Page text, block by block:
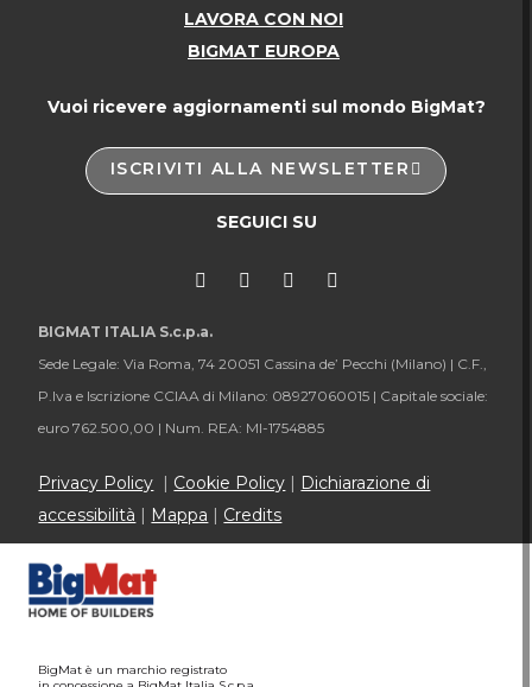
LAVORA CON NOI
BIGMAT EUROPA
Vuoi ricevere aggiornamenti sul mondo BigMat?
ISCRIVITI ALLA NEWSLETTER
SEGUICI SU
BIGMAT ITALIA S.c.p.a.
Sede Legale: Via Roma, 74 20051 Cassina de’ Pecchi (Milano) | C.F.,
P.Iva e Iscrizione CCIAA di Milano: 08927060015 | Capitale sociale:
euro 762.500,00 | Num. REA: MI-1754885
Privacy Policy Cookie Policy
Dichiarazione di
accessibilità
Mappa Credits
BigMat è un marchio registrato